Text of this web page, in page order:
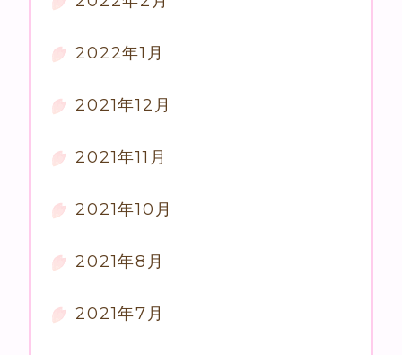
2022年1月
2021年12月
2021年11月
2021年10月
2021年8月
2021年7月